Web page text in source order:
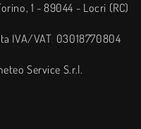
1 - 89044 - Locri (RC)
IVA/VAT: 03018770804
Service S.r.l.